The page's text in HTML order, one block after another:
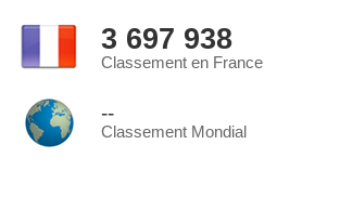
3 697 938
Classement en France
--
Classement Mondial